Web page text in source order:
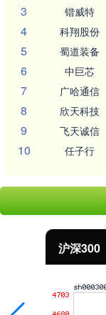
3 锴威特
4 科翔股份
5 蜀道装备
6 中巨芯
7 广哈通信
8 欣天科技
9 飞天诚信
10 任子行
沪深300